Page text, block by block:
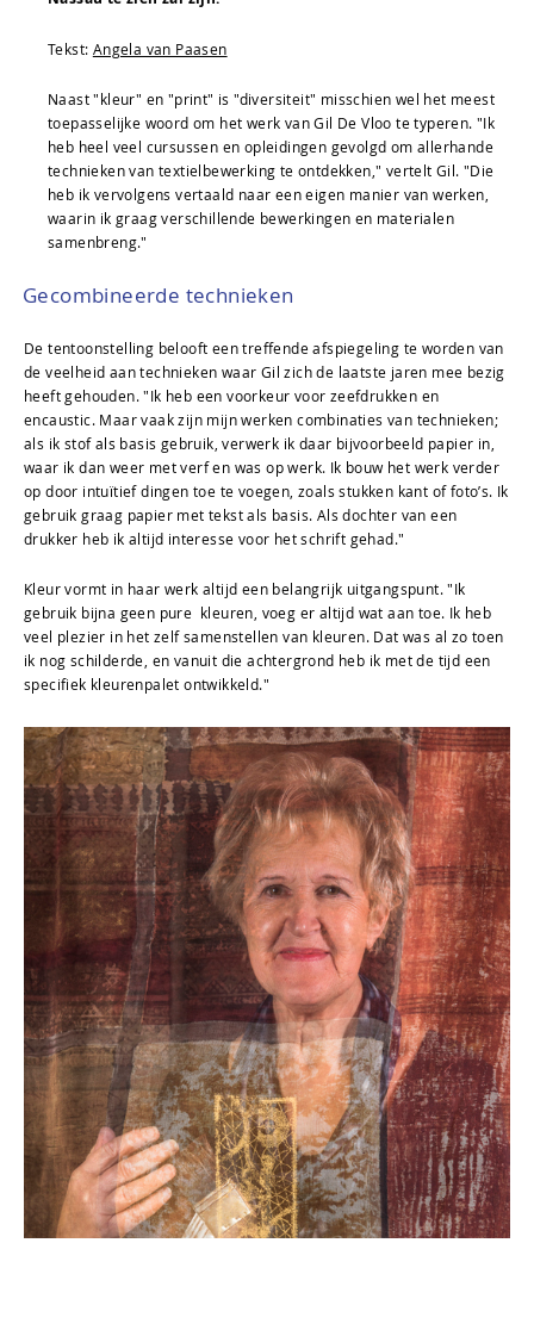
Tekst: Angela van Paasen
Naast "kleur" en "print" is "diversiteit" misschien wel het meest
toepasselijke woord om het werk van Gil De Vloo te typeren. "Ik
heb heel veel cursussen en opleidingen gevolgd om allerhande
technieken van textielbewerking te ontdekken," vertelt Gil. "Die
heb ik vervolgens vertaald naar een eigen manier van werken,
waarin ik graag verschillende bewerkingen en materialen
samenbreng."
Gecombineerde technieken
De tentoonstelling belooft een treffende afspiegeling te worden van
de veelheid aan technieken waar Gil zich de laatste jaren mee bezig
heeft gehouden. "Ik heb een voorkeur voor zeefdrukken en
encaustic. Maar vaak zijn mijn werken combinaties van technieken;
als ik stof als basis gebruik, verwerk ik daar bijvoorbeeld papier in,
waar ik dan weer met verf en was op werk. Ik bouw het werk verder
op door intuïtief dingen toe te voegen, zoals stukken kant of foto’s. Ik
gebruik graag papier met tekst als basis. Als dochter van een
drukker heb ik altijd interesse voor het schrift gehad."
Kleur vormt in haar werk altijd een belangrijk uitgangspunt. "Ik
gebruik bijna geen pure kleuren, voeg er altijd wat aan toe. Ik heb
veel plezier in het zelf samenstellen van kleuren. Dat was al zo toen
ik nog schilderde, en vanuit die achtergrond heb ik met de tijd een
specifiek kleurenpalet ontwikkeld."